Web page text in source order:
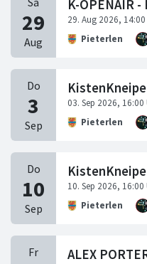
Pieterlen
KistenKneipe
Pieterlen
KistenKneipe
Pieterlen